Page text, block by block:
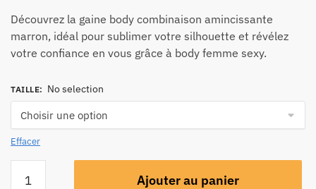
Découvrez la gaine body combinaison amincissante
marron, idéal pour sublimer votre silhouette et révélez
votre confiance en vous grâce à body femme sexy.
TAILLE: No selection
Effacer
Ajouter au panier